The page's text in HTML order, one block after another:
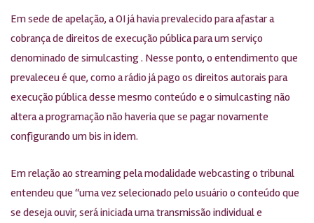
Em sede de apelação, a OI já havia prevalecido para afastar a
cobrança de direitos de execução pública para um serviço
denominado de simulcasting . Nesse ponto, o entendimento que
prevaleceu é que, como a rádio já pago os direitos autorais para
execução pública desse mesmo conteúdo e o simulcasting não
altera a programação não haveria que se pagar novamente
configurando um bis in idem.
Em relação ao streaming pela modalidade webcasting o tribunal
entendeu que “uma vez selecionado pelo usuário o conteúdo que
se deseja ouvir, será iniciada uma transmissão individual e